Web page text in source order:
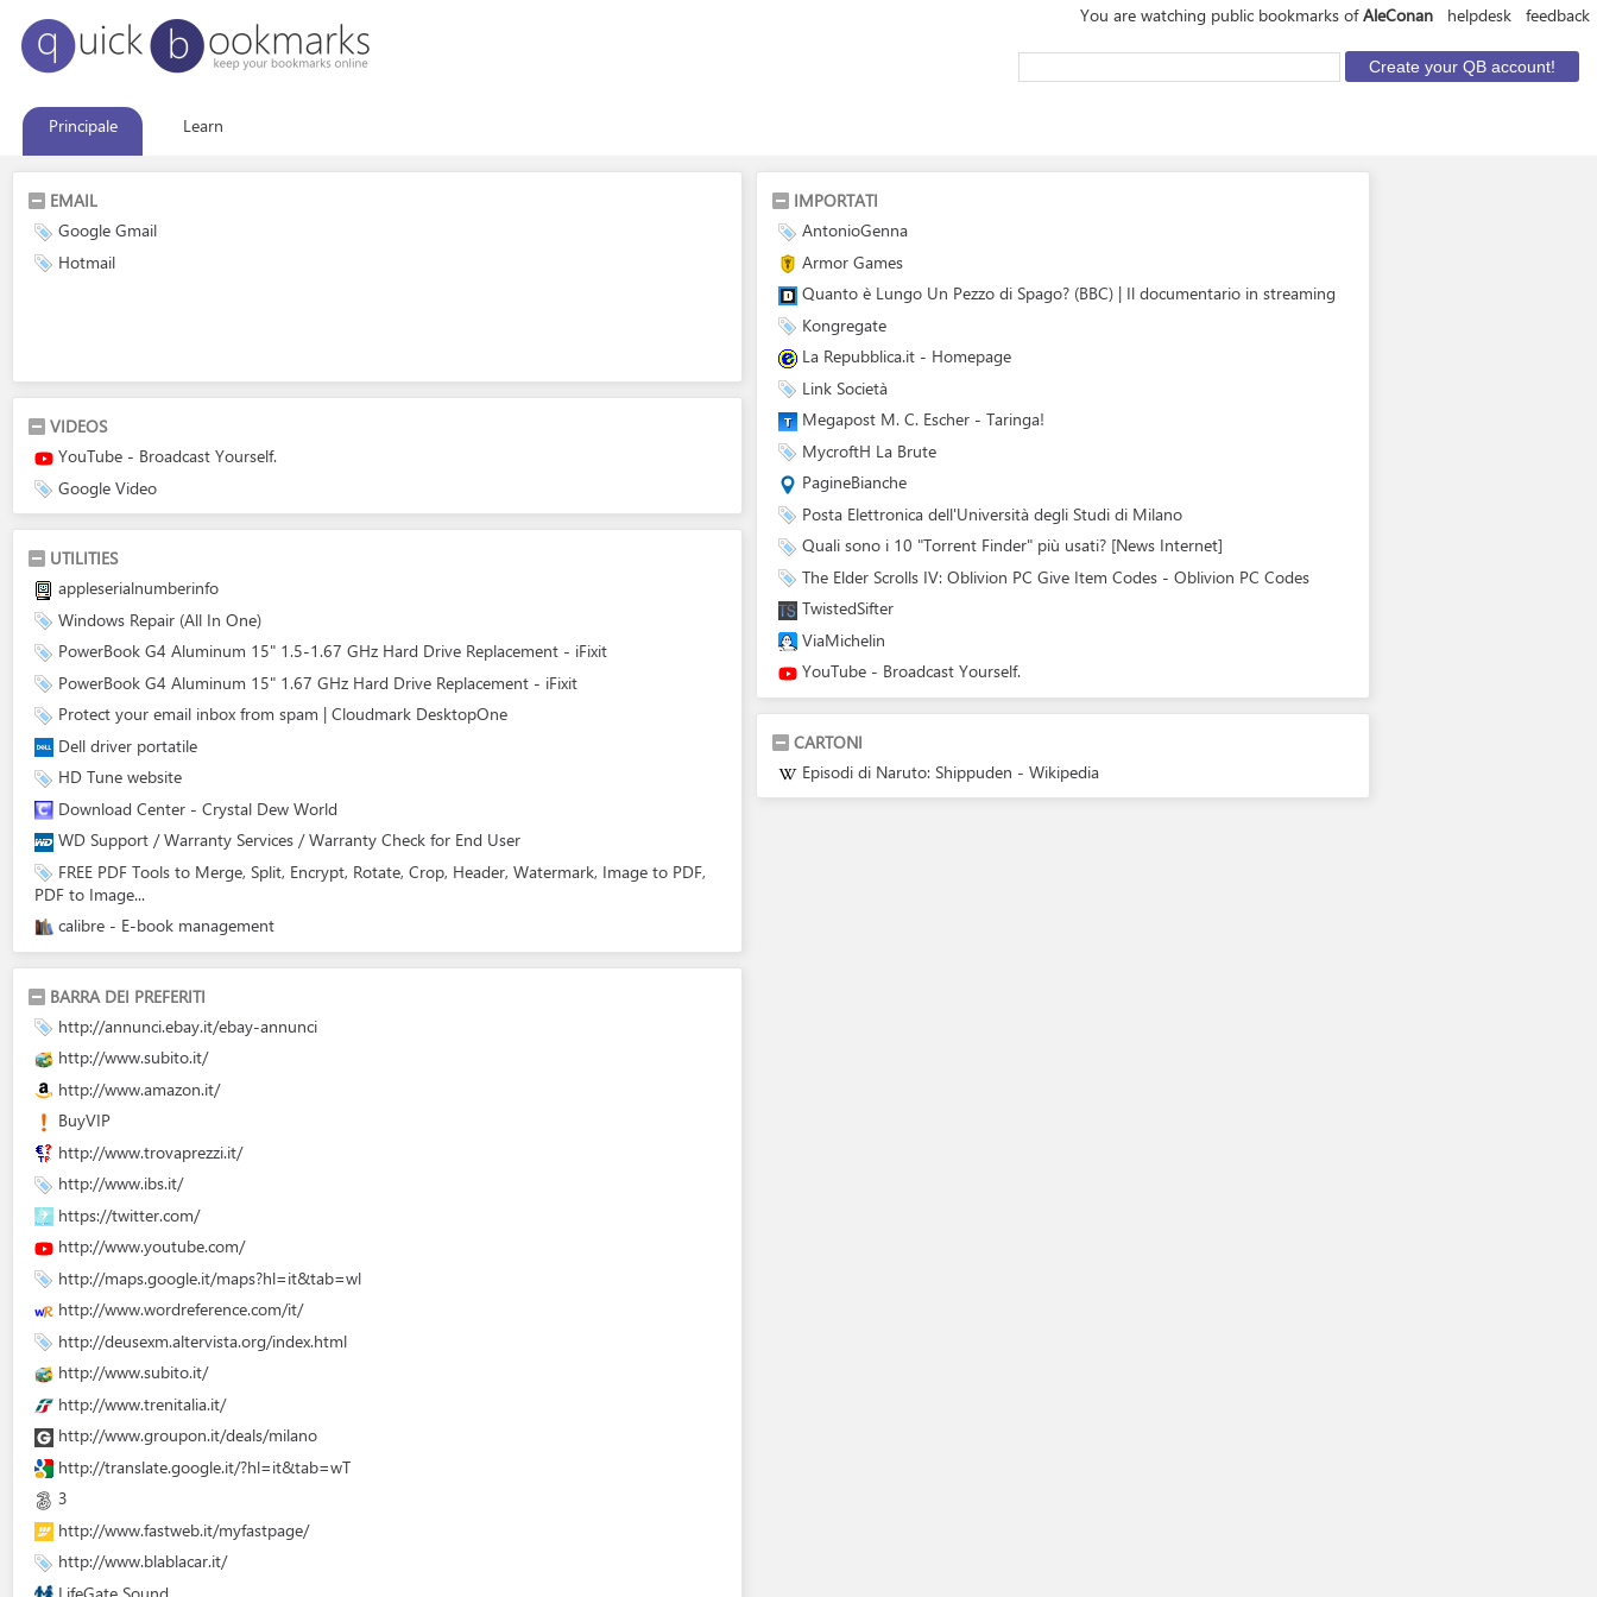
You are watching public bookmarks ofAleConan helpdesk feedback
Principale Learn
EMAIL
Google Gmail
Hotmail
VIDEOS
YouTube - Broadcast Yourself.
Google Video
UTILITIES
appleserialnumberinfo
Windows Repair (All In One)
PowerBook G4 Aluminum 15" 1.5-1.67 GHz Hard Drive Replacement - iFixit
PowerBook G4 Aluminum 15" 1.67 GHz Hard Drive Replacement - iFixit
Protect your email inbox from spam | Cloudmark DesktopOne
Dell driver portatile
HD Tune website
Download Center - Crystal Dew World
WD Support / Warranty Services / Warranty Check for End User
FREE PDF Tools to Merge, Split, Encrypt, Rotate, Crop, Header, Watermark, Image to PDF,
PDF to Image...
calibre - E-book management
BARRA DEI PREFERITI
http://annunci.ebay.it/ebay-annunci
http://www.subito.it/
http://www.amazon.it/
BuyVIP
http://www.trovaprezzi.it/
http://www.ibs.it/
https://twitter.com/
http://www.youtube.com/
http://maps.google.it/maps?hl=it&tab=wl
http://www.wordreference.com/it/
http://deusexm.altervista.org/index.html
http://www.subito.it/
http://www.trenitalia.it/
http://www.groupon.it/deals/milano
http://translate.google.it/?hl=it&tab=wT
3
http://www.fastweb.it/myfastpage/
http://www.blablacar.it/
LifeGate Sound
IMPORTATI
AntonioGenna
Armor Games
Quanto è Lungo Un Pezzo di Spago? (BBC) | Il documentario in streaming
Kongregate
La Repubblica.it - Homepage
Link Società
Megapost M. C. Escher - Taringa!
MycroftH La Brute
PagineBianche
Posta Elettronica dell'Università degli Studi di Milano
Quali sono i 10 "Torrent Finder" più usati? [News Internet]
The Elder Scrolls IV: Oblivion PC Give Item Codes - Oblivion PC Codes
TwistedSifter
ViaMichelin
YouTube - Broadcast Yourself.
CARTONI
Episodi di Naruto: Shippuden - Wikipedia